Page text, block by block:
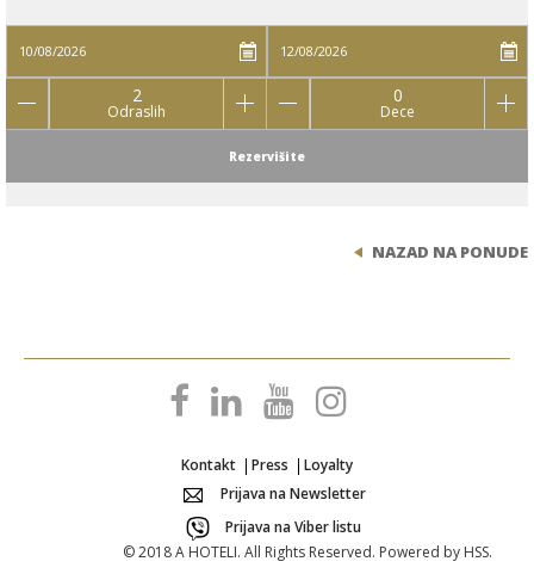
2
Odraslih
0
Dece
Rezervišite
NAZAD NA PONUDE
Kontakt Press
Loyalty
Prijava na Newsletter
Prijava na Viber listu
© 2018 A HOTELI. All Rights Reserved. Powered by HSS.